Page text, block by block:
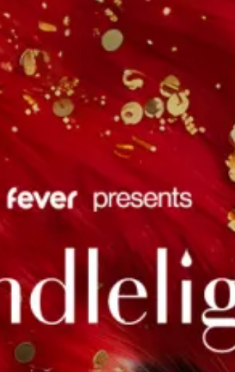
exposiciones
Seúl
recorridos por la ciudad
conciertos
restaurantes